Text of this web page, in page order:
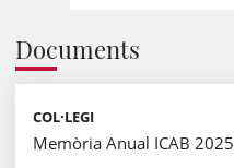
Documents
COL·LEGI
Memòria Anual ICAB 2025